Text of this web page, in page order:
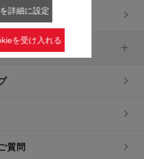
質問
詳細に設定
を受け入れる